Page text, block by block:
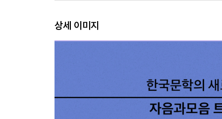
상세 이미지